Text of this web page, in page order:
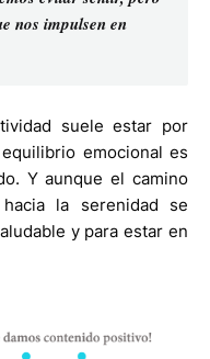
nos impulsen en
suele estar por
emocional es
Y aunque el camino
la serenidad se
y para estar en